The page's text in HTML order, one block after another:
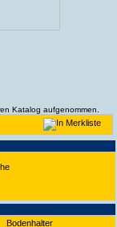
Bodenhalter
Katalog aufgenommen.